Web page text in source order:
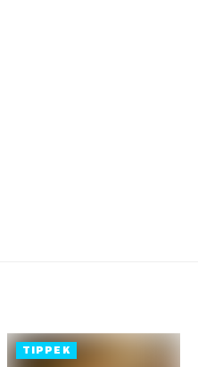
TIPPEK